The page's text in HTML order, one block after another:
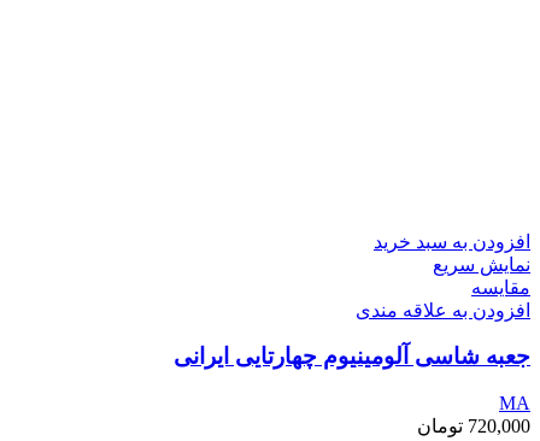
افزودن به سبد خرید
نمایش سریع
مقايسه
افزودن به علاقه مندی
جعبه شاسی آلومینیوم چهارتایی ایرانی
MA
720,000 تومان